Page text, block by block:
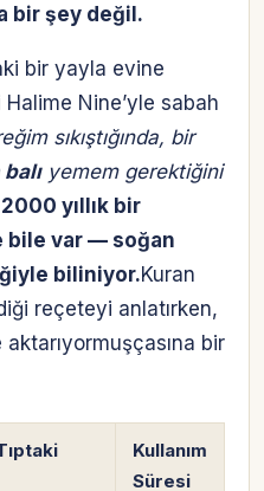
bir şey değil.
bir yayla evine
Nine’yle sabah
sıkıştığında, bir
yemem gerektiğini
yıllık bir
bile var — soğan
biliniyor.Kuran
reçeteyi anlatırken,
bir
Kullanım
Süresi